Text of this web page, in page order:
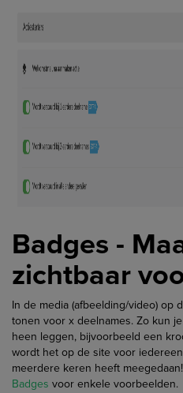
Badges -
zichtbaar
In de media (afbeelding/video) op
tonen voor x deelnames. Zo kun
heen leggen, bijvoorbeeld een
wordt het op de site voor
meerdere keren heeft
Badges voor enkele voorbeelden.